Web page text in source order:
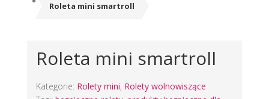
Roleta mini smartroll
Roleta mini smartroll
Kategorie: Rolety mini, Rolety wolnowiszące